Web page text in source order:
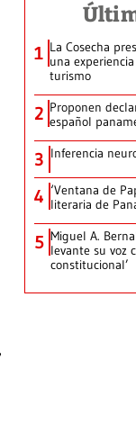
1 La Cosecha
una
turismo
2 Proponen
español
3 Inferencia
4 ‘Ventana de
literaria de
5 Miguel A.
levante su voz
constitucional’